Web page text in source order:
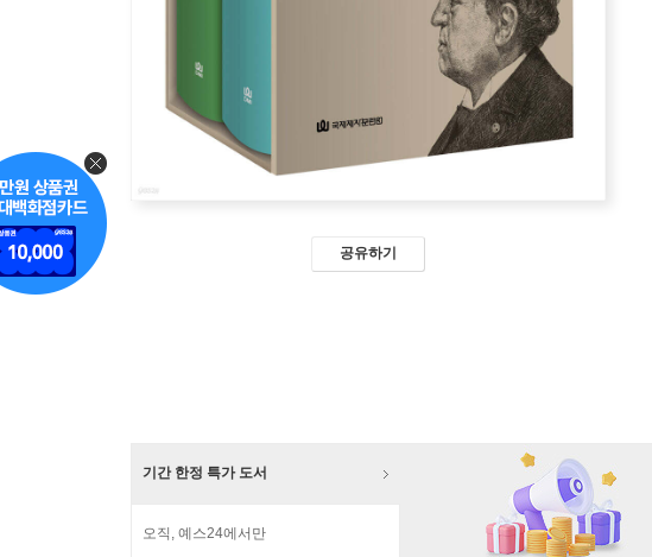
공유하기
기간 한정 특가 도서
오직, 예스24에서만